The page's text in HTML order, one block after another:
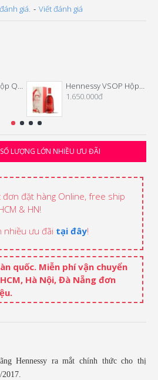
giá. - Viết đánh giá
LƯỢNG LỚN NHIỀU ƯU ĐÃI
Hennessy XO Hộp Quà Tết 2026
Hennessy VSOP Hộp Quà Tết 2026
1.650.000đ
đơn đặt hàng Online, free ship
& HN!
nhiều ưu đãi tại đây!
quốc. Miễn phí vận chuyển
Hà Nội, Đà Nẵng đơn
Hennessy ra mắt chính thức cho thị